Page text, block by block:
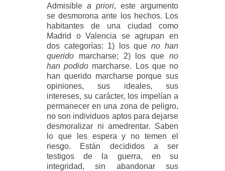
Admisiblea priori, este argumento
se desmorona ante los hechos. Los
habitantes de una ciudad como
Madrid o Valencia se agrupan en
dos categorías: 1) los queno han
querido marcharse; 2) los que no
han podido marcharse. Los que no
han querido marcharse porque sus
opiniones, sus ideales, sus
intereses, su carácter, los impelían a
permanecer en una zona de peligro,
no son individuos aptos para dejarse
desmoralizar ni amedrentar. Saben
lo que les espera y no temen el
riesgo. Están decididos a ser
testigos de la guerra, en su
integridad, sin abandonar sus